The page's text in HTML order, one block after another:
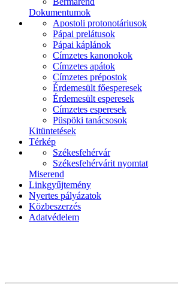
Dokumentumok
Apostoli protonotáriusok
Pápai prelátusok
Pápai káplánok
Címzetes kanonokok
Címzetes apátok
Címzetes prépostok
Érdemesült főesperesek
Érdemesült esperesek
Címzetes esperesek
Püspöki tanácsosok
Kitüntetések
Térkép
Székesfehérvár
Székesfehérvárit nyomtat
Miserend
Linkgyűjtemény
Nyertes pályázatok
Közbeszerzés
Adatvédelem